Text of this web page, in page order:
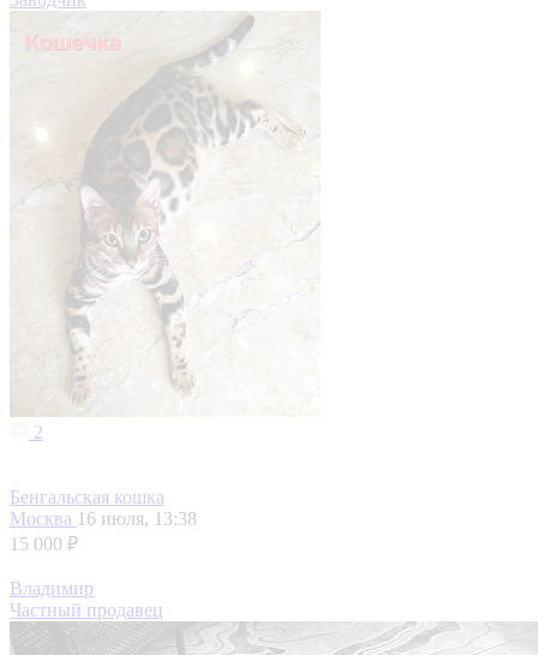
2
Бенгальская кошка
Москва 16 июля, 13:38
15 000 ₽
Владимир
Частный продавец